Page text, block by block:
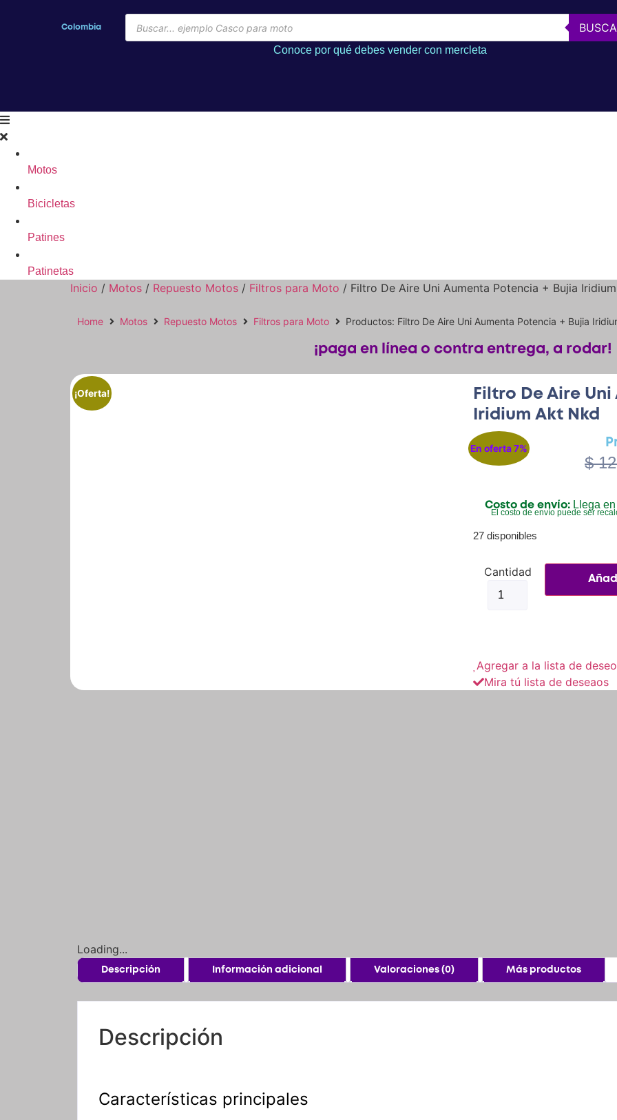
Colombia
Conoce por qué debes vender con mercleta
Motos
Bicicletas
Patines
Patinetas
Inicio / Motos / Repuesto Motos / Filtros para Moto / Filtro De Aire Uni Aumenta Potencia + Bujia
Home Motos Repuesto Motos Filtros para Moto Productos: Filtro De Aire Uni Aumenta Potencia + Bujia
¡paga en línea o contra entrega, a rodar!
¡Oferta!
Filtro De Aire
Iridium Akt Nkd
En oferta 7%
$
Costo de envío: Llega
El costo de envío puede ser
27 disponibles
Agregar a la lista de
Mira tú lista de deseaos
Loading...
Descripción Información adicional Valoraciones (0) Más productos
Descripción
Características principales